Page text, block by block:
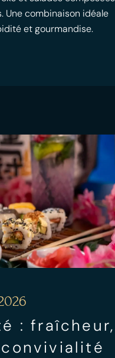
Une combinaison idéale
et gourmandise.
: fraîcheur,